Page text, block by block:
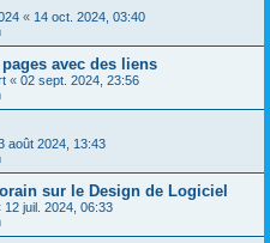
« 14 oct. 2024, 03:40
avec des liens
« 02 sept. 2024, 23:56
août 2024, 13:43
sur le Design de Logiciel
12 juil. 2024, 06:33